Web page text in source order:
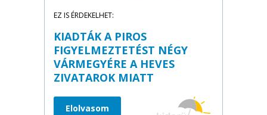
EZ IS ÉRDEKELHET:
KIADTÁK A PIROS
FIGYELMEZTETÉST NÉGY
VÁRMEGYÉRE A HEVES
ZIVATAROK MIATT
Elolvasom